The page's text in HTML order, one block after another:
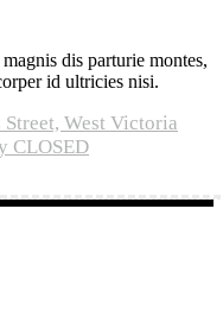
dis parturie montes,
id ultricies nisi.
West Victoria
CLOSED